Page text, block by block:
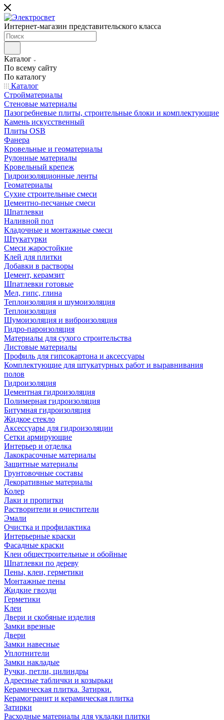
Интернет-магазин представительского класса
Каталог
По всему сайту
По каталогу
Каталог
Стройматериалы
Стеновые материалы
Пазогребневые плиты, строительные блоки и комплектующие
Камень искусственный
Плиты OSB
Фанера
Кровельные и геоматериалы
Рулонные материалы
Кровельный крепеж
Гидроизоляционные ленты
Геоматериалы
Сухие строительные смеси
Цементно-песчаные смеси
Шпатлевки
Наливной пол
Кладочные и монтажные смеси
Штукатурки
Смеси жаростойкие
Клей для плитки
Добавки в растворы
Цемент, керамзит
Шпатлевки готовые
Мел, гипс, глина
Теплоизоляция и шумоизоляция
Теплоизоляция
Шумоизоляция и виброизоляция
Гидро-пароизоляция
Материалы для сухого строительства
Листовые материалы
Профиль для гипсокартона и аксессуары
Комплектующие для штукатурных работ и выравнивания
полов
Гидроизоляция
Цементная гидроизоляция
Полимерная гидроизоляция
Битумная гидроизоляция
Жидкое стекло
Аксессуары для гидроизоляции
Сетки армирующие
Интерьер и отделка
Лакокрасочные материалы
Защитные материалы
Грунтовочные составы
Декоративные материалы
Колер
Лаки и пропитки
Растворители и очистители
Эмали
Очистка и профилактика
Интерьерные краски
Фасадные краски
Клеи общестроительные и обойные
Шпатлевки по дереву
Пены, клеи, герметики
Монтажные пены
Жидкие гвозди
Герметики
Клеи
Двери и скобяные изделия
Замки врезные
Двери
Замки навесные
Уплотнители
Замки накладые
Ручки, петли, цилиндры
Адресные таблички и козырьки
Керамическая плитка. Затирки.
Керамогранит и керамическая плитка
Затирки
Расходные материалы для укладки плитки